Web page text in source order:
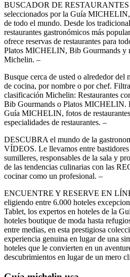
BUSCADOR DE RESTAURANTES
seleccionados por la Guía
de todo el mundo. Desde los
restaurantes gastronómicos más
ofrece reservas de restaurantes para
Platos MICHELIN, Bib Gourmands y
Michelin. –
Busque cerca de usted o alrededor del
de cocina, por nombre o por chef.
clasificación Michelin: Restaurantes
Bib Gourmands o Platos MICHELIN.
Guía MICHELIN, fotos de
especialidades de restaurantes. –
DESCUBRA el mundo de la
VÍDEOS. Le llevamos entre
sumilleres, responsables de la sala y
de las tendencias culinarias con las
cocinar como un profesional. –
ENCUENTRE Y RESERVE EN
eligiendo entre 6.000 hoteles
Tablet, los expertos en hoteles de la
hoteles boutique de moda hasta
entre medias, en esta prestigiosa
experiencia genuina en lugar de una
hoteles que le convierten en un
descubrimientos en lugar de un mero